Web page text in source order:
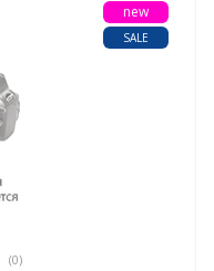
(0)
new
SALE